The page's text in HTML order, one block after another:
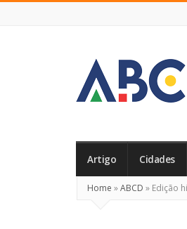
Real
Artigo Cidades
Home »ABCD » Edição